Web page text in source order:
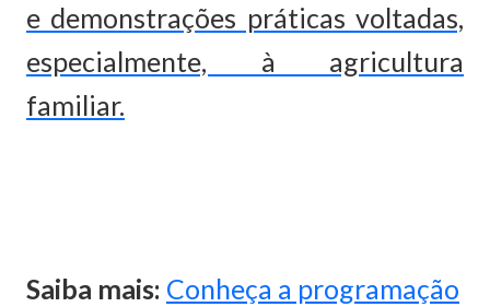
e demonstrações práticas voltadas,
especialmente, à agricultura
familiar.
Saiba mais: Conheça a programação